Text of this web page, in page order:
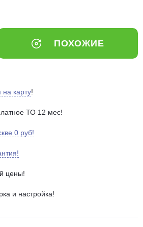
ПОХОЖИЕ
на карту!
ТО 12 мес!
0 руб!
цены!
и настройка!
75% будут
Остались вопросы?